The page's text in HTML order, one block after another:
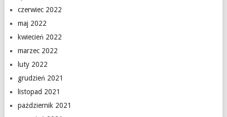
czerwiec 2022
maj 2022
kwiecień 2022
marzec 2022
luty 2022
grudzień 2021
listopad 2021
październik 2021